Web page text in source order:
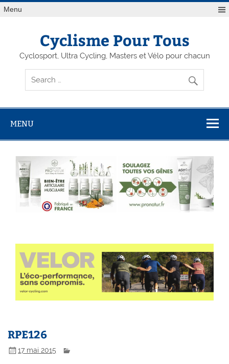
Menu
Cyclisme Pour Tous
Cyclosport, Ultra Cycling, Masters et Vélo pour chacun
MENU
RPE126
17 mai 2015